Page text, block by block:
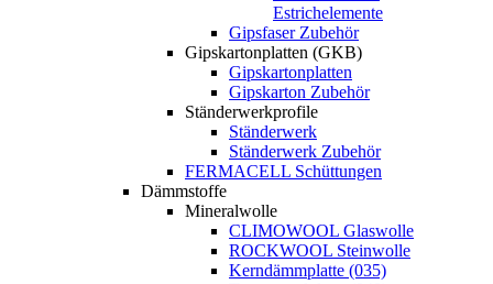
Estrichelemente
Gipsfaser Zubehör
Gipskartonplatten (GKB)
Gipskartonplatten
Gipskarton Zubehör
Ständerwerkprofile
Ständerwerk
Ständerwerk Zubehör
FERMACELL Schüttungen
Dämmstoffe
Mineralwolle
CLIMOWOOL Glaswolle
ROCKWOOL Steinwolle
Kerndämmplatte (035)